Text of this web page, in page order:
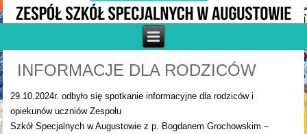
INFORMACJE DLA RODZICÓW
29.10.2024r. odbyło się spotkanie informacyjne dla rodziców i
opiekunów uczniów Zespołu
Szkół Specjalnych w Augustowie z p. Bogdanem Grochowskim –